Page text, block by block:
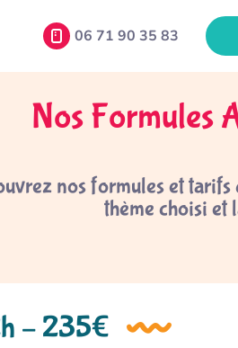
06 71 90 35 83
Nos Formules
nos formules et
thème choisi et
– 235€